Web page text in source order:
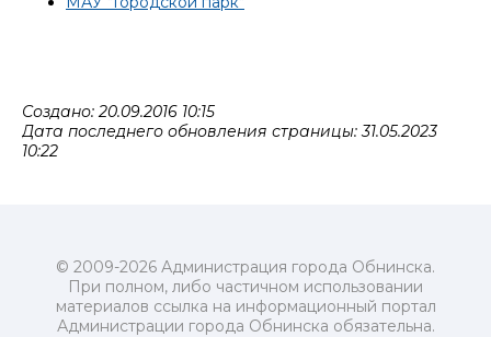
Создано: 20.09.2016 10:15
Дата последнего обновления страницы: 31.05.2023
10:22
© 2009-2026 Администрация города Обнинска.
При полном, либо частичном использовании
материалов ссылка на информационный портал
Администрации города Обнинска обязательна.